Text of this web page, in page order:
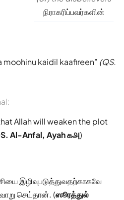
நிராகரிப்பவர்களின்
moohinu kaidil kaafireen (QS.
Allah will weaken the plot
Al-Anfal, Ayah ௧௮)
இழிவுபடுத்துவதற்காகவே
செய்தான். (ஸூரத்துல்